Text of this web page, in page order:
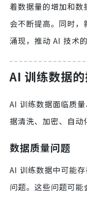
着数据量的增加和数
会不断提高。同时
涌现，推动 AI 技术
AI 训练数据
AI 训练数据面临质
据清洗、加密、自动
数据质量问题
AI 训练数据中可能
问题。这些问题可